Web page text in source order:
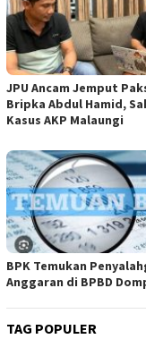
JPU Ancam Jemput
Bripka Abdul Hamid,
Kasus AKP Malaungi
BPK Temukan
Anggaran di BPBD
TAG POPULER